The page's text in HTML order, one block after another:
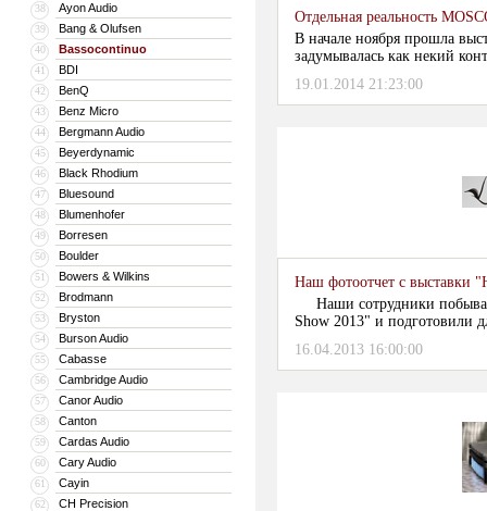
38 Ayon Audio
39 Bang & Olufsen
40 Bassocontinuo
41 BDI
42 BenQ
43 Benz Micro
44 Bergmann Audio
45 Beyerdynamic
46 Black Rhodium
47 Bluesound
48 Blumenhofer
49 Borresen
50 Boulder
51 Bowers & Wilkins
52 Brodmann
53 Bryston
54 Burson Audio
55 Cabasse
56 Cambridge Audio
57 Canor Audio
58 Canton
59 Cardas Audio
60 Cary Audio
61 Cayin
62 CH Precision
Отдельная реальность
В начале ноября прошла
задумывалась как некий
Конкуренция, конечно, вещь
участники рынка
19.01.2014 21:23:00
Наш фотоотчет с выставки
Наши сотрудники
Show 2013" и подготовили
16.04.2013 16:00:00